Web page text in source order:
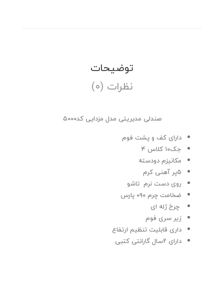
توضیحات
نظرات (۰)
صندلی مدیریتی مدل مزدایی کد۵۰۰۰
دارای کف و پشت فوم
جک۱۰ کلاس ۴
مکانیزم دودسته
۵پر آهنی کرم
روی دست نرم تاشو
ضخامت چرم ۰۹۰ پارس
چرخ ژله ای
زیر سری فوم
داری قابلیت تنظیم ارتفاع
دارای ۲سال گارانتی کتبی